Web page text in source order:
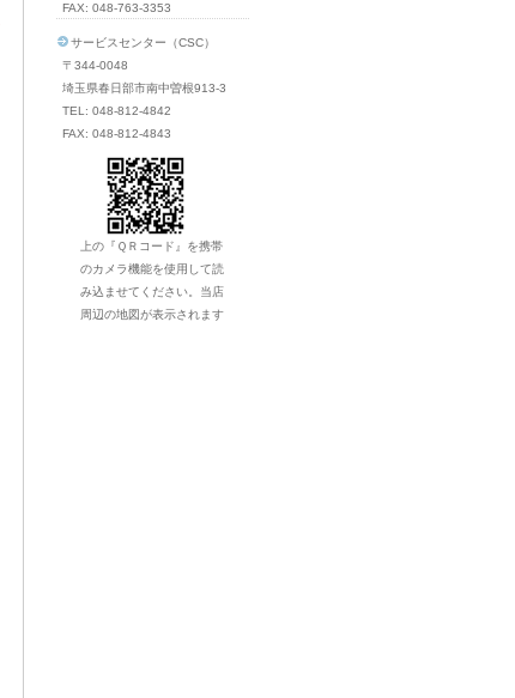
FAX: 048-763-3353
サービスセンター（CSC）
〒344-0048
埼玉県春日部市南中曽根913-3
TEL: 048-812-4842
FAX: 048-812-4843
上の『ＱＲコード』を携帯
のカメラ機能を使用して読
み込ませてください。当店
周辺の地図が表示されます